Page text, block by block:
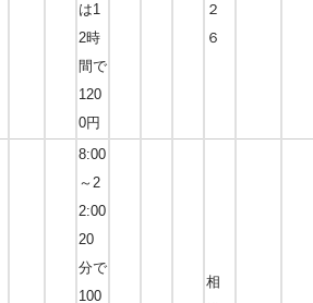
は1
2時
間で
120
0円
２
６
8:00
～2
2:00
20
分で
100
相